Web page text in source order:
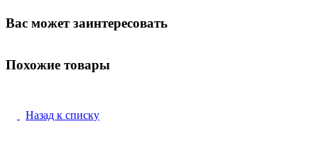
Вас может заинтересовать
Похожие товары
Назад к списку